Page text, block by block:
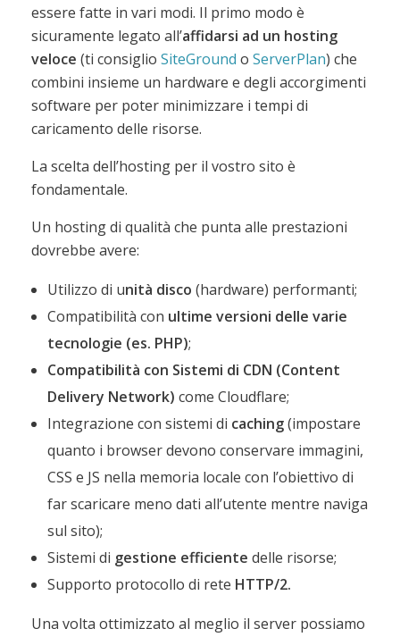
essere fatte in vari modi. Il primo modo è
sicuramente legato all’affidarsi ad un hosting
veloce (ti consiglio SiteGround o ServerPlan) che
combini insieme un hardware e degli accorgimenti
software per poter minimizzare i tempi di
caricamento delle risorse.
La scelta dell’hosting per il vostro sito è
fondamentale.
Un hosting di qualità che punta alle prestazioni
dovrebbe avere:
Utilizzo di unità disco (hardware) performanti;
Compatibilità con ultime versioni delle varie
tecnologie (es. PHP);
Compatibilità con Sistemi di CDN (Content
Delivery Network) come Cloudflare;
Integrazione con sistemi di caching(impostare
quanto i browser devono conservare immagini,
CSS e JS nella memoria locale con l’obiettivo di
far scaricare meno dati all’utente mentre naviga
sul sito);
Sistemi di gestione efficiente delle risorse;
Supporto protocollo di rete HTTP/2.
Una volta ottimizzato al meglio il server possiamo